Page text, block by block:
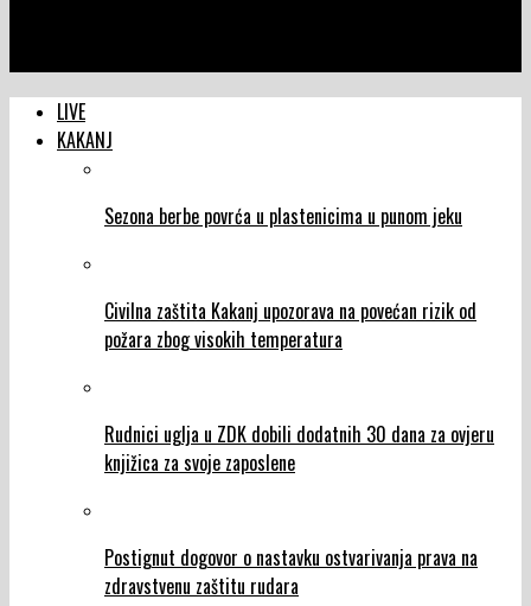
LIVE
KAKANJ
Sezona berbe povrća u plastenicima u punom jeku
Civilna zaštita Kakanj upozorava na povećan rizik od
požara zbog visokih temperatura
Rudnici uglja u ZDK dobili dodatnih 30 dana za ovjeru
knjižica za svoje zaposlene
Postignut dogovor o nastavku ostvarivanja prava na
zdravstvenu zaštitu rudara